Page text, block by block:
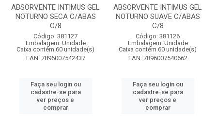
ABSORVENTE INTIMUS GEL
NOTURNO SECA C/ABAS
C/8
Código: 381127
Embalagem: Unidade
Caixa contém 60 unidade(s)
EAN: 7896007542437
Faça seu login ou
cadastre-se para
ver preços e
comprar
ABSORVENTE INTIMUS GEL
NOTURNO SUAVE C/ABAS
C/8
Código: 381126
Embalagem: Unidade
Caixa contém 60 unidade(s)
EAN: 7896007540662
Faça seu login ou
cadastre-se para
ver preços e
comprar